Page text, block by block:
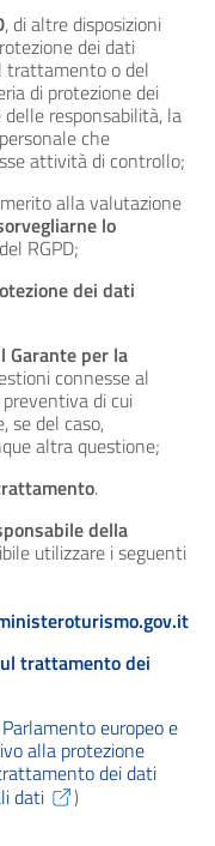
, di altre disposizioni
dei dati
trattamento o del
di protezione dei
responsabilità, la
che
attività di controllo;
alla valutazione
lo
RGPD;
dei dati
Garante per la
connesse al
di cui
se del caso,
altra questione;
.
della
utilizzare i seguenti
trattamento dei
europeo e
alla protezione
dei dati
dati
)